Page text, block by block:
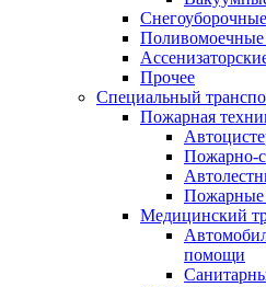
Прочее
Специальный
Пожарная
Пожарно-
Пожарные
Медицинский
помощи